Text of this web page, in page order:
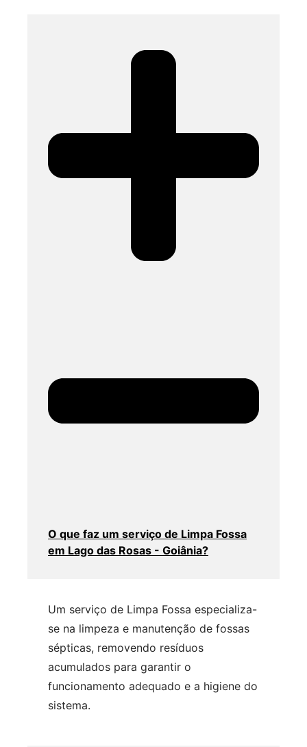
O que faz um serviço de Limpa Fossa
em Lago das Rosas - Goiânia?
Um serviço de Limpa Fossa especializa-
se na limpeza e manutenção de fossas
sépticas, removendo resíduos
acumulados para garantir o
funcionamento adequado e a higiene do
sistema.